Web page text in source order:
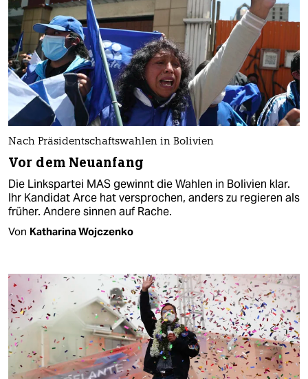
Nach Präsidentschaftswahlen in Bolivien
Vor dem Neuanfang
Die Linkspartei MAS gewinnt die Wahlen in Bolivien klar.
Ihr Kandidat Arce hat versprochen, anders zu regieren als
früher. Andere sinnen auf Rache.
Von Katharina Wojczenko